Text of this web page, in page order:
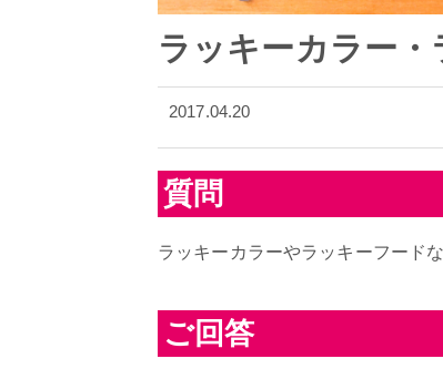
ラッキーカラー
2017.04.20
質問
ラッキーカラーやラッキーフード
ご回答